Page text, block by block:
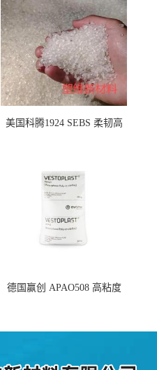
美国科腾1924 SEBS 柔韧高
德国赢创 APAO508 高粘度